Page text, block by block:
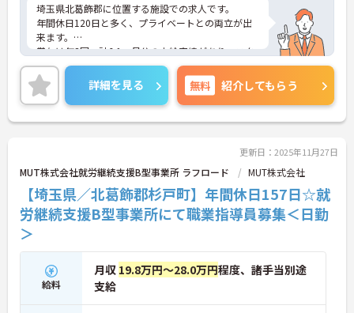
埼玉県北葛飾郡に位置する施設での求人です。
年間休日120日と多く、プライベートとの両立が出
来ます。
賞与は年3回、計6.1ヵ月分の支給実績があり、スタ
ッフの頑張りをきちんと還元！
ご興味のある方は、お気軽にお問い合わせくださ
い。
詳細を見る 無料 紹介してもらう
更新日：2025年11月27日
MUT株式会社就労継続支援B型事業所 ラフロード MUT株式会社
【埼玉県／北葛飾郡杉戸町】年間休日157日☆就
労継続支援B型事業所にて職業指導員募集＜日勤
＞
給料
月収 19.8万円～28.0万円程度、諸手当別途
支給